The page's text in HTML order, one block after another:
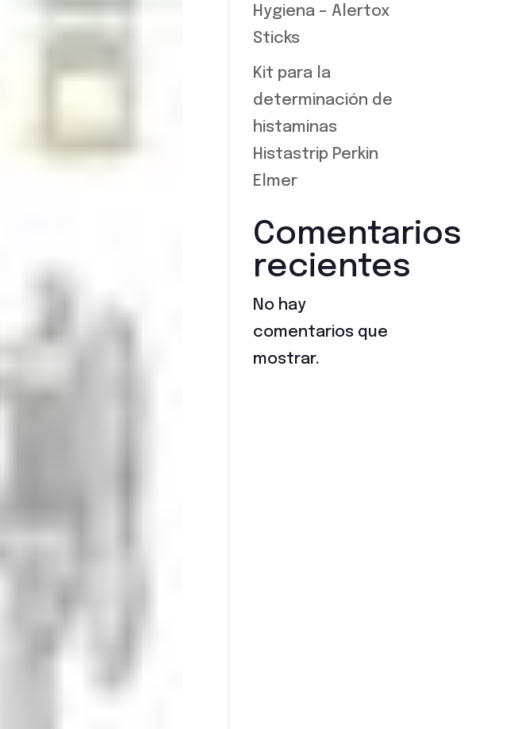
Hygiena – Alertox
Sticks
Kit para la
determinación de
histaminas
Histastrip Perkin
Elmer
Comentarios
recientes
No hay
comentarios que
mostrar.